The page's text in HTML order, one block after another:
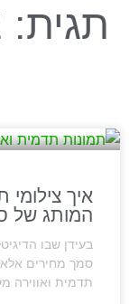
איך צילומי
המותג של
בעידן שבו
סמך מחירים אלא
תדמית ואווירה